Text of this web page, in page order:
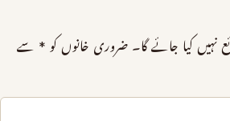
کیا جائے گا۔ ضروری خانوں کو * سے